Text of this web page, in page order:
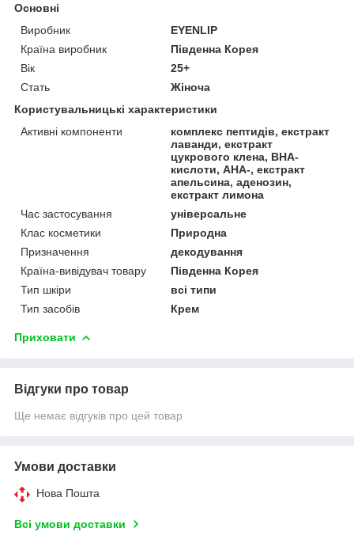
Основні
Виробник
EYENLIP
Країна виробник
Південна Корея
Вік
25+
Стать
Жіноча
Користувальницькі характеристики
Активні компоненти
комплекс пептидів, екстракт
лаванди, екстракт
цукрового клена, ВНА-
кислоти, АНА-, екстракт
апельсина, аденозин,
екстракт лимона
Час застосування
універсальне
Клас косметики
Природна
Призначення
декодування
Країна-вивідувач товару
Південна Корея
Тип шкіри
всі типи
Тип засобів
Крем
Приховати
Відгуки про товар
Ще немає відгуків про цей товар
Умови доставки
Нова Пошта
Всі умови доставки